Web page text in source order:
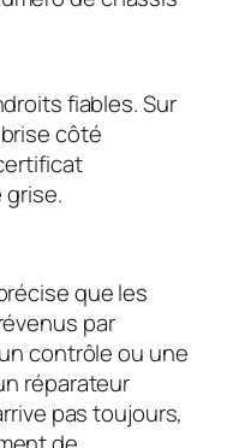
fiables. Sur
côté
grise.
que les
par
contrôle ou une
réparateur
pas toujours,